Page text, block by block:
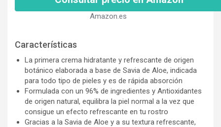
Amazon.es
Características
La primera crema hidratante y refrescante de origen
botánico elaborada a base de Savia de Aloe, indicada
para todo tipo de pieles y es de rápida absorción
Formulada con un 96% de ingredientes y Antioxidantes
de origen natural, equilibra la piel normal a la vez que
consigue un efecto refrescante en tu rostro
Gracias a la Savia de Aloe y a su textura refrescante,